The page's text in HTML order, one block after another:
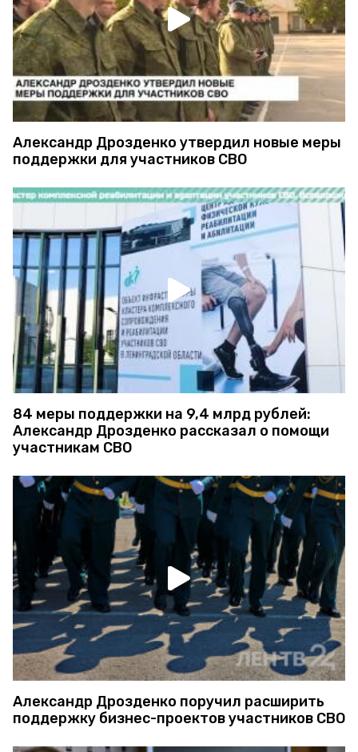
Александр Дрозденко утвердил новые меры
поддержки для участников СВО
84 меры поддержки на 9,4 млрд рублей:
Александр Дрозденко рассказал о помощи
участникам СВО
Александр Дрозденко поручил расширить
поддержку бизнес-проектов участников СВО